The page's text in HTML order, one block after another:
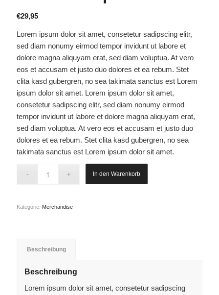
€29,95
Lorem ipsum dolor sit amet, consetetur sadipscing elitr,
sed diam nonumy eirmod tempor invidunt ut labore et
dolore magna aliquyam erat, sed diam voluptua. At vero
eos et accusam et justo duo dolores et ea rebum. Stet
clita kasd gubergren, no sea takimata sanctus est Lorem
ipsum dolor sit amet. Lorem ipsum dolor sit amet,
consetetur sadipscing elitr, sed diam nonumy eirmod
tempor invidunt ut labore et dolore magna aliquyam erat,
sed diam voluptua. At vero eos et accusam et justo duo
dolores et ea rebum. Stet clita kasd gubergren, no sea
takimata sanctus est Lorem ipsum dolor sit amet.
In den Warenkorb
Kategorie: Merchandise
Beschreibung
Beschreibung
Lorem ipsum dolor sit amet, consetetur sadipscing